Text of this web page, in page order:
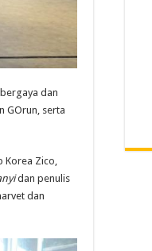
dan
GOrun, serta
Korea Zico,
dan penulis
dan